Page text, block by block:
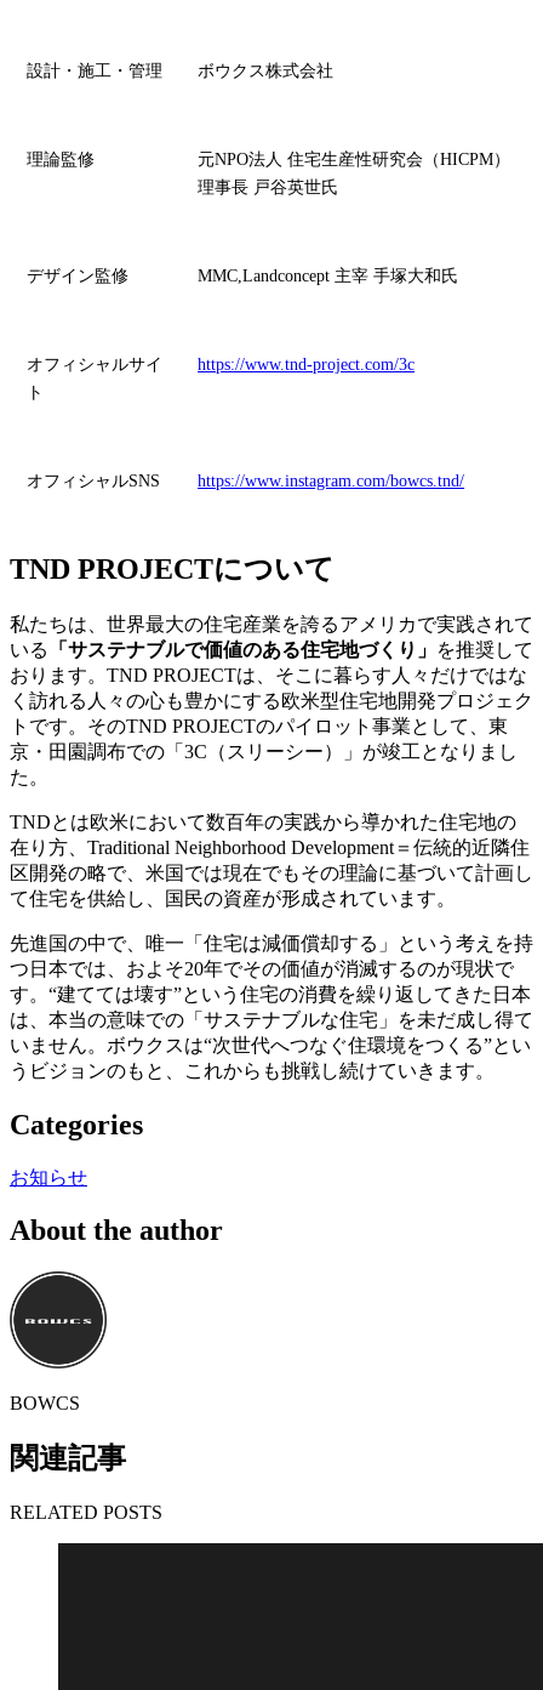
設計・施工・管理 ボウクス株式会社
理論監修
元NPO法人 住宅生産性研究会（HICPM）
理事長 戸谷英世氏
デザイン監修 MMC,Landconcept 主宰 手塚大和氏
オフィシャルサイ
ト
https://www.tnd-project.com/3c
オフィシャルSNS https://www.instagram.com/bowcs.tnd/
TND PROJECTについて
私たちは、世界最大の住宅産業を誇るアメリカで実践されて
いる
「サステナブルで価値のある住宅地づくり」 を推奨して
おります。TND PROJECTは、そこに暮らす人々だけではな
く訪れる人々の心も豊かにする欧米型住宅地開発プロジェク
トです。そのTND PROJECTのパイロット事業として、東
京・田園調布での「3C（スリーシー）」が竣工となりまし
た。
TNDとは欧米において数百年の実践から導かれた住宅地の
在り方、Traditional Neighborhood Development＝伝統的近隣住
区開発の略で、米国では現在でもその理論に基づいて計画し
て住宅を供給し、国民の資産が形成されています。
先進国の中で、唯一「住宅は減価償却する」という考えを持
つ日本では、およそ20年でその価値が消滅するのが現状で
す。“建てては壊す”という住宅の消費を繰り返してきた日本
は、本当の意味での「サステナブルな住宅」を未だ成し得て
いません。ボウクスは“次世代へつなぐ住環境をつくる”とい
うビジョンのもと、これからも挑戦し続けていきます。
Categories
お知らせ
About the author
BOWCS
関連記事
RELATED POSTS